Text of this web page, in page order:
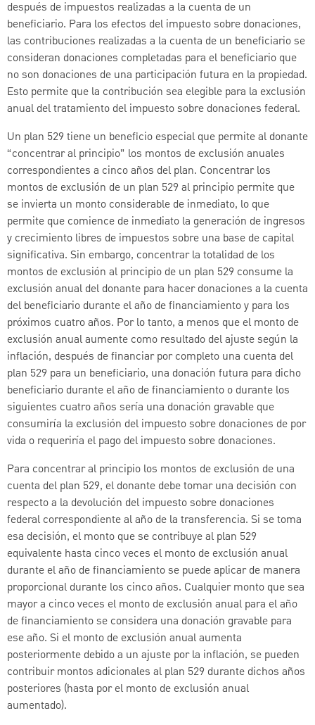
después de impuestos realizadas a la cuenta de un
beneficiario. Para los efectos del impuesto sobre donaciones,
las contribuciones realizadas a la cuenta de un beneficiario se
consideran donaciones completadas para el beneficiario que
no son donaciones de una participación futura en la propiedad.
Esto permite que la contribución sea elegible para la exclusión
anual del tratamiento del impuesto sobre donaciones federal.
Un plan 529 tiene un beneficio especial que permite al donante
“concentrar al principio” los montos de exclusión anuales
correspondientes a cinco años del plan. Concentrar los
montos de exclusión de un plan 529 al principio permite que
se invierta un monto considerable de inmediato, lo que
permite que comience de inmediato la generación de ingresos
y crecimiento libres de impuestos sobre una base de capital
significativa. Sin embargo, concentrar la totalidad de los
montos de exclusión al principio de un plan 529 consume la
exclusión anual del donante para hacer donaciones a la cuenta
del beneficiario durante el año de financiamiento y para los
próximos cuatro años. Por lo tanto, a menos que el monto de
exclusión anual aumente como resultado del ajuste según la
inflación, después de financiar por completo una cuenta del
plan 529 para un beneficiario, una donación futura para dicho
beneficiario durante el año de financiamiento o durante los
siguientes cuatro años sería una donación gravable que
consumiría la exclusión del impuesto sobre donaciones de por
vida o requeriría el pago del impuesto sobre donaciones.
Para concentrar al principio los montos de exclusión de una
cuenta del plan 529, el donante debe tomar una decisión con
respecto a la devolución del impuesto sobre donaciones
federal correspondiente al año de la transferencia. Si se toma
esa decisión, el monto que se contribuye al plan 529
equivalente hasta cinco veces el monto de exclusión anual
durante el año de financiamiento se puede aplicar de manera
proporcional durante los cinco años. Cualquier monto que sea
mayor a cinco veces el monto de exclusión anual para el año
de financiamiento se considera una donación gravable para
ese año. Si el monto de exclusión anual aumenta
posteriormente debido a un ajuste por la inflación, se pueden
contribuir montos adicionales al plan 529 durante dichos años
posteriores (hasta por el monto de exclusión anual
aumentado).